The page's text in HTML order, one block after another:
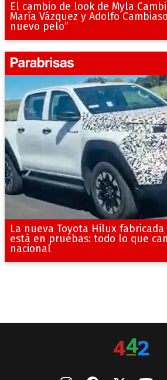
El cambio de look de Myla
María Vázquez y Adolfo
nuevo pelo”
La nueva Toyota Hilux
está en pruebas: todo lo que
nacional